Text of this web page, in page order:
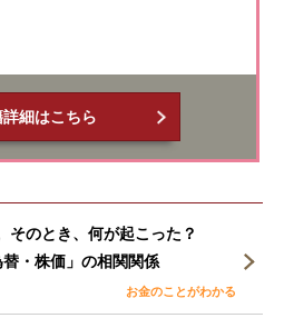
細はこちら
そのとき、何が起こった？
・株価」の相関関係
お金のことがわかる